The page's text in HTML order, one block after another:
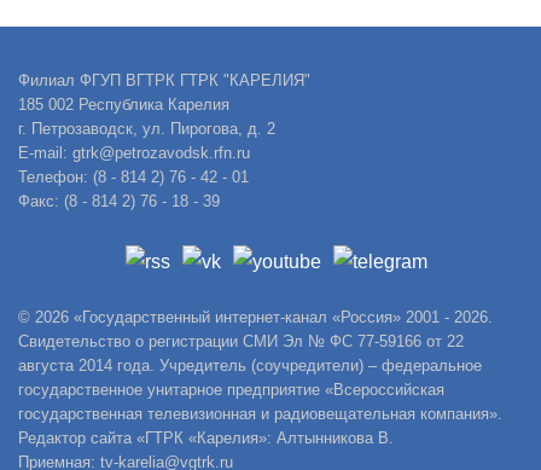
Филиал ФГУП ВГТРК ГТРК "КАРЕЛИЯ"
185 002 Республика Карелия
г. Петрозаводск, ул. Пирогова, д. 2
E-mail: gtrk@petrozavodsk.rfn.ru
Телефон: (8 - 814 2) 76 - 42 - 01
Факс: (8 - 814 2) 76 - 18 - 39
© 2026 «Государственный интернет-канал «Россия» 2001 - 2026.
Свидетельство о регистрации СМИ Эл № ФС 77-59166 от 22
августа 2014 года. Учредитель (соучредители) – федеральное
государственное унитарное предприятие «Всероссийская
государственная телевизионная и радиовещательная компания».
Редактор сайта «ГТРК «Карелия»: Алтынникова В.
Приемная: tv-karelia@vgtrk.ru